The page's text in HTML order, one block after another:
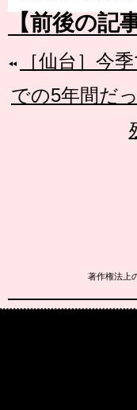
【前後の記
［仙台］今
での5年間だっ
著作権法上